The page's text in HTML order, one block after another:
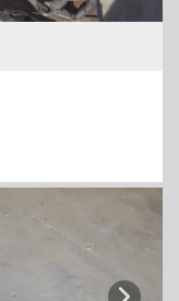
Next